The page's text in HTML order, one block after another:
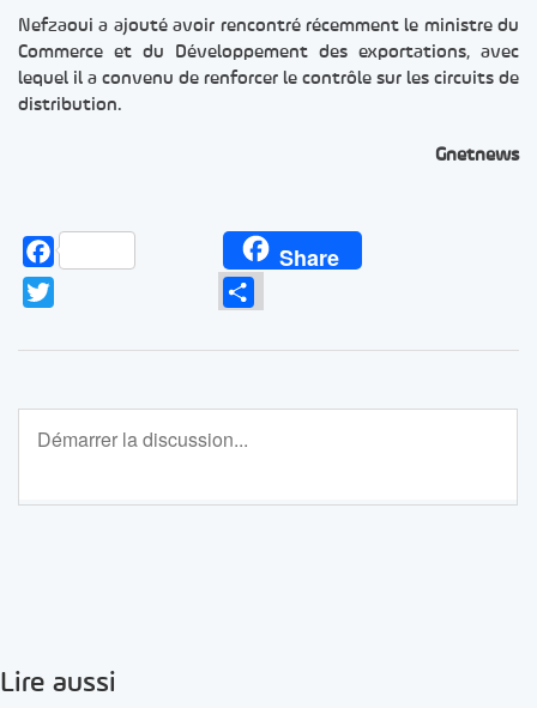
Nefzaoui a ajouté avoir rencontré récemment le ministre du
Commerce et du Développement des exportations, avec
lequel il a convenu de renforcer le contrôle sur les circuits de
distribution.
Gnetnews
Facebook Share
Lire aussi